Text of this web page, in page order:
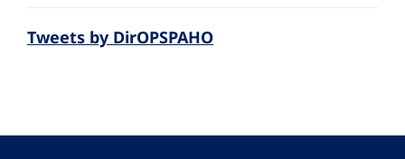
Tweets by DirOPSPAHO